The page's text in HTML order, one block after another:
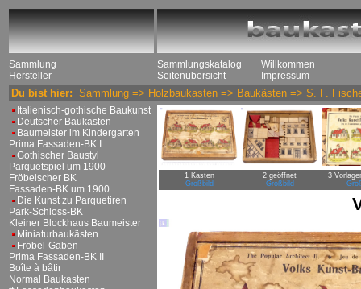
Sammlung
Hersteller
Sammlungskatalog
Seitenübersicht
Willkommen
Impressum
Du bist hier: Sammlung => Holzbaukasten => Baukästen => S. F.
Italienisch-gothische Baukunst
Deutscher Baukasten
Baumeister im Kindergarten
Prima Fassaden-BK I
Gothischer Baustyl
Parquetspiel um 1900
Fröbelscher BK
Fassaden-BK um 1900
Die Kunst zu Parquetiren
Park-Schloss-BK
Kleiner Blockhaus Baumeister
Miniaturbaukästen
Fröbel-Gaben
Prima Fassaden-BK II
Boîte à bâtir
Normal Baukasten
1 Kasten
Großbild
2 geöffnet
Großbild
3